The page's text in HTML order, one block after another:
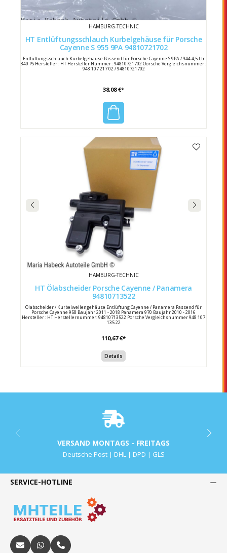
HAMBURG-TECHNIC
HT Entlüftungsschlauch Kurbelgehäuse für Porsche
Cayenne S 955 9PA 94810721702
Entlüftungsschlauch Kurbelgehäuse Passend für Porsche Cayenne S 9PA / 944 4,5 Ltr
340 PS Hersteller : HT Hersteller Nummer : 94810721702 Oorsche Vergleichsnummer :
948 107 217 02 / 94810721702
38,08 €*
HAMBURG-TECHNIC
HT Ölabscheider Porsche Cayenne / Panamera
94810713522
Ölabscheider / Kurbelwellengehäuse Entlüftung Cayenne / Panamera Passend für
Porsche Cayenne 958 Baujahr 2011 - 2018 Panamera 970 Baujahr 2010 - 2016
Hersteller : HT Herstellernummer: 94810713522 Porsche Vergleichsnummer 948 107
135 22
110,67 €*
Details
VERSAND MONTAGS - FREITAGS
Deutsche Post | DHL | DPD | GLS
SERVICE-HOTLINE